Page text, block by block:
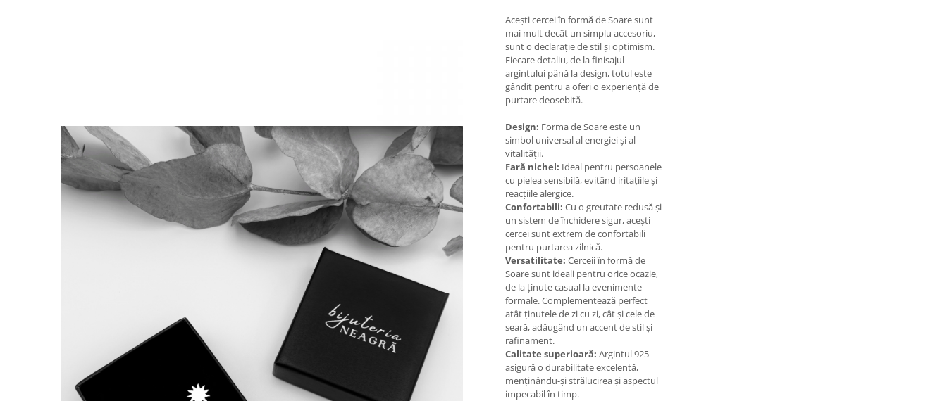
Brățări din Aur cu pietre
semiprețioase
Brățări din Argint cu pietre
semiprețioase
Brățări elastice cu pietre
Coliere cu pietre semiprețioase
Acești cercei în formă de Soare sunt
mai mult decât un simplu accesoriu,
sunt o declarație de stil și optimism.
Fiecare detaliu, de la finisajul
argintului până la design, totul este
gândit pentru a oferi o experiență de
purtare deosebită.
Design: Forma de Soare este un
simbol universal al energiei și al
vitalității.
Fară nichel: Ideal pentru persoanele
cu pielea sensibilă, evitând iritațiile și
reacțiile alergice.
Confortabili: Cu o greutate redusă și
un sistem de închidere sigur, acești
cercei sunt extrem de confortabili
pentru purtarea zilnică.
Versatilitate: Cerceii în formă de
Soare sunt ideali pentru orice ocazie,
de la ținute casual la evenimente
formale. Complementează perfect
atât ținutele de zi cu zi, cât și cele de
seară, adăugând un accent de stil și
rafinament.
Calitate superioară: Argintul 925
asigură o durabilitate excelentă,
menținându-și strălucirea și aspectul
impecabil în timp.